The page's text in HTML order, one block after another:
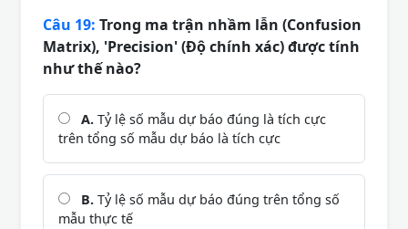
Câu 19: Trong ma trận nhầm lẫn (Confusion
Matrix), 'Precision' (Độ chính xác) được tính
như thế nào?
A. Tỷ lệ số mẫu dự báo đúng là tích cực
trên tổng số mẫu dự báo là tích cực
B. Tỷ lệ số mẫu dự báo đúng trên tổng số
mẫu thực tế